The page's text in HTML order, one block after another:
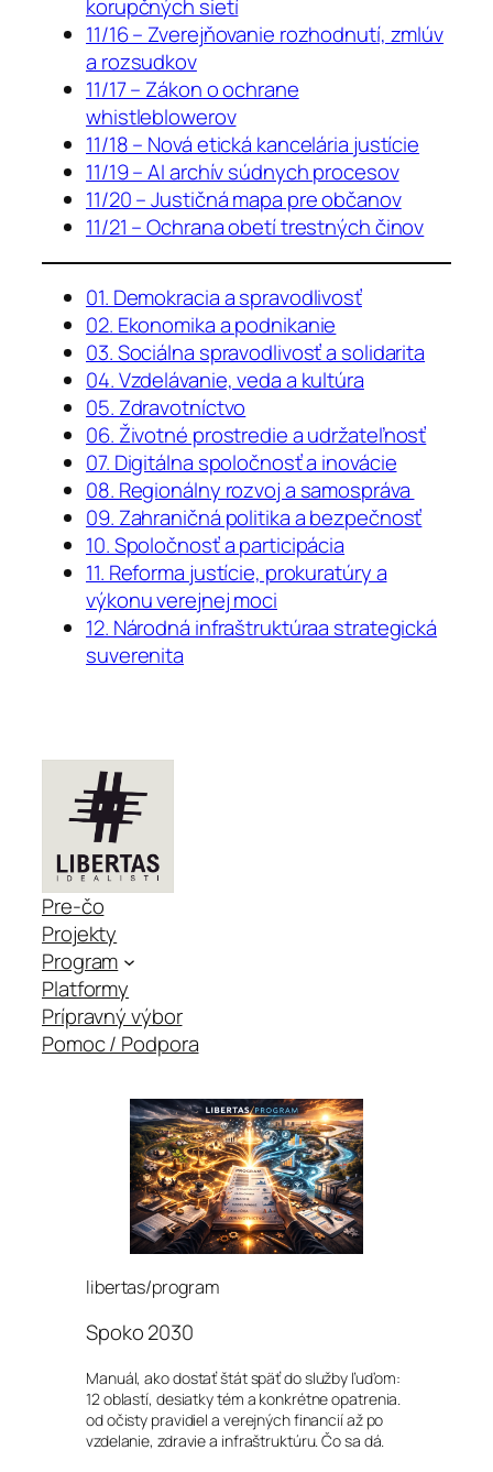
korupčných sietí
11/16 – Zverejňovanie rozhodnutí, zmlúv
a rozsudkov
11/17 – Zákon o ochrane
whistleblowerov
11/18 – Nová etická kancelária justície
11/19 – AI archív súdnych procesov
11/20 – Justičná mapa pre občanov
11/21 – Ochrana obetí trestných činov
01. Demokracia a spravodlivosť
02. Ekonomika a podnikanie
03. Sociálna spravodlivosť a solidarita
04. Vzdelávanie, veda a kultúra
05. Zdravotníctvo
06. Životné prostredie a udržateľnosť
07. Digitálna spoločnosť a inovácie
08. Regionálny rozvoj a samospráva
09. Zahraničná politika a bezpečnosť
10. Spoločnosť a participácia
11. Reforma justície, prokuratúry a
výkonu verejnej moci
12. Národná infraštruktúraa strategická
suverenita
Pre-čo
Projekty
Program
Platformy
Prípravný výbor
Pomoc / Podpora
libertas/program
Spoko 2030
Manuál, ako dostať štát späť do služby ľuďom:
12 oblastí, desiatky tém a konkrétne opatrenia.
od očisty pravidiel a verejných financií až po
vzdelanie, zdravie a infraštruktúru. Čo sa dá.